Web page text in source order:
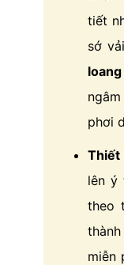
tiết
sớ
phơi
Thiết
lên ý
theo
miễn